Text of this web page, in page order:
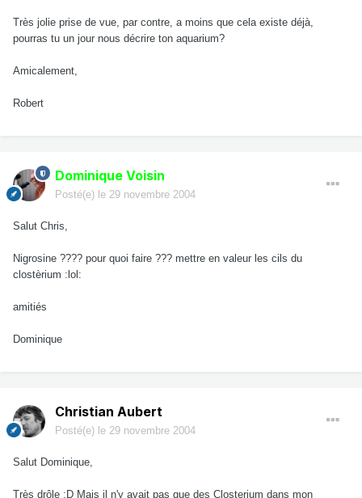
Très jolie prise de vue, par contre, a moins que cela existe déjà,
pourras tu un jour nous décrire ton aquarium?
Amicalement,
Robert
Dominique Voisin
Posté(e) le 29 novembre 2004
Salut Chris,
Nigrosine ???? pour quoi faire ??? mettre en valeur les cils du
clostèrium :lol:
amitiés
Dominique
Christian Aubert
Posté(e) le 29 novembre 2004
Salut Dominique,
Très drôle :D Mais il n'y avait pas que des Closterium dans mon